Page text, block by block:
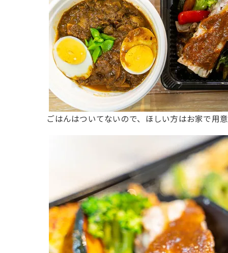
ごはんはついてないので、ほしい方はお家で用